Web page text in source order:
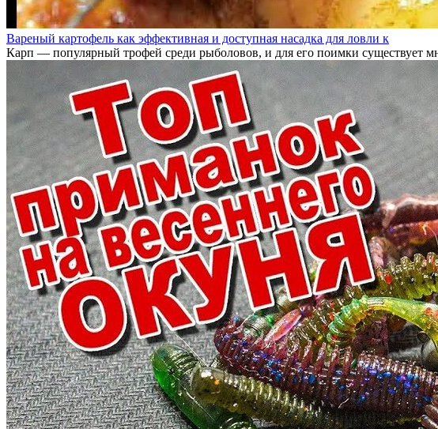
Вареный картофель как эффективная и доступная насадка для ловли к
Карп — популярный трофей среди рыболовов, и для его поимки существует